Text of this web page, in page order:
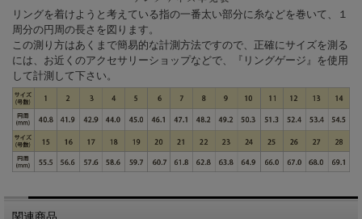
リングを着けようと考えている指の一番太い部分に糸などを巻いて、１
周分の円周の長さを図ります。
この測り方はあくまで簡易的な計測方法ですので、正確にサイズを測る
には、お近くのアクセサリーショップなどで、『リングゲージ』を使用
して計測して下さい。